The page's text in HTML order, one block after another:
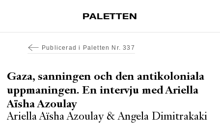
PALETTEN
Tidskrift
Om Paletten
Prenumerationer
Köp enkelnummer
Publicerad i Paletten Nr. 337
Gaza, sanningen och den antikoloniala
uppmaningen. En intervju med Ariella
Aïsha Azoulay
Ariella Aïsha Azoulay& Angela Dimitrakaki